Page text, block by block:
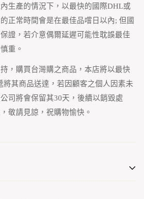
生產的情況下，以最快的國際DHL或
正常時間會是在最佳品嚐日以內; 但國
證，若介意偶爾延遲可能性耽誤最佳
重。
，購買台灣購之商品，本店將以最快
將其商品送達，若因顧客之個人因素未
司將會保留其30天，後續以銷毀處
敬請見諒，祝購物愉快。